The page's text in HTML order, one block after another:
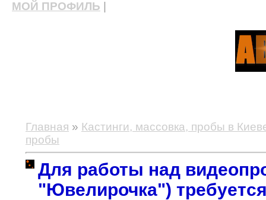
МОЙ ПРОФИЛЬ
Главная » Кастинги, массовка, пробы в
пробы
Для работы над
"Ювелирочка")